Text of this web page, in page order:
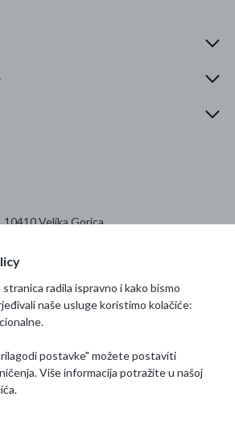
10410 Velika Gorica
Prati nas
stranica radila ispravno i kako bismo
naše usluge koristimo kolačiće:
postavke" možete postaviti
Više informacija potražite u našoj
.